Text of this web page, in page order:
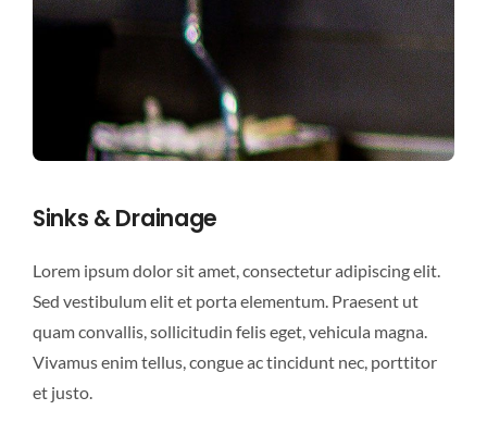
Sinks & Drainage
Lorem ipsum dolor sit amet, consectetur adipiscing elit.
Sed vestibulum elit et porta elementum. Praesent ut
quam convallis, sollicitudin felis eget, vehicula magna.
Vivamus enim tellus, congue ac tincidunt nec, porttitor
et justo.